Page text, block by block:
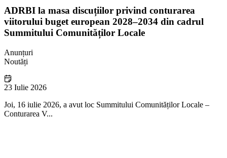
ADRBI la masa discuțiilor privind conturarea
viitorului buget european 2028–2034 din cadrul
Summitului Comunităților Locale
Anunțuri
Noutăți
23 Iulie 2026
Joi, 16 iulie 2026, a avut loc Summitului Comunităților Locale –
Conturarea V...